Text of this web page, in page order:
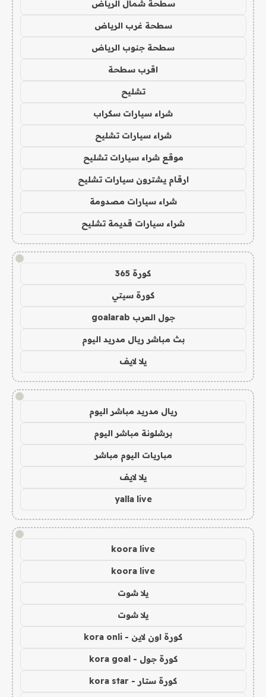
سطحة شمال الرياض
سطحة غرب الرياض
سطحة جنوب الرياض
اقرب سطحة
تشليح
شراء سيارات سكراب
شراء سيارات تشليح
موقع شراء سيارات تشليح
ارقام يشترون سيارات تشليح
شراء سيارات مصدومة
شراء سيارات قديمة تشليح
!
كورة 365
كورة سيتي
جول العرب goalarab
بث مباشر ريال مدريد اليوم
يلا لايف
!
ريال مدريد مباشر اليوم
برشلونة مباشر اليوم
مباريات اليوم مباشر
يلا لايف
yalla live
!
koora live
koora live
يلا شوت
يلا شوت
كورة اون لاين - kora onli
كورة جول - kora goal
كورة ستار - kora star